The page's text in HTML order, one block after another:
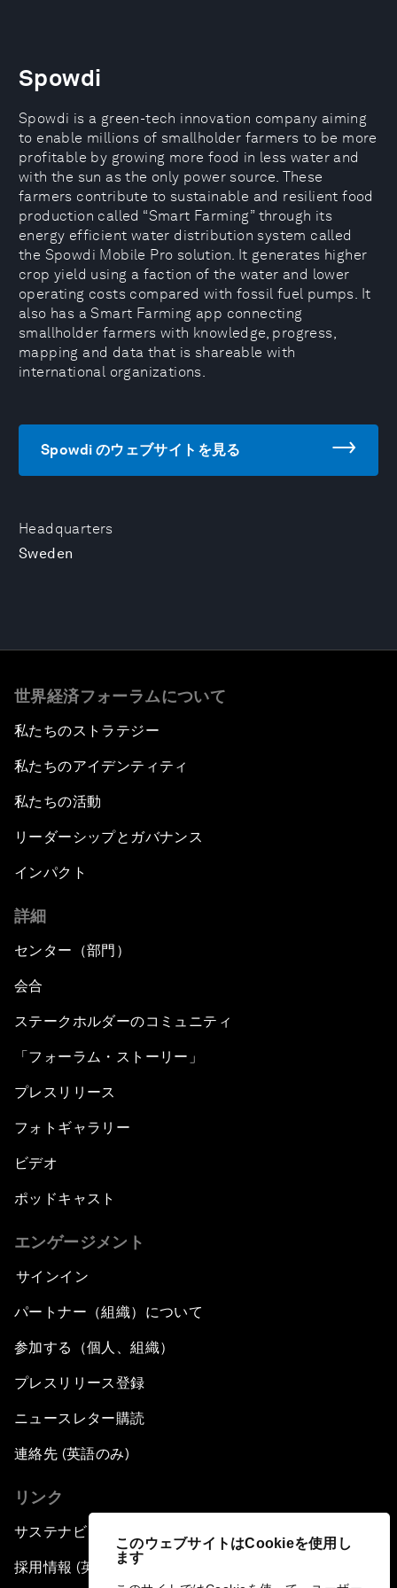
このウェブサイトはCookieを使用し
ます
Headquarters
Sweden
Spowdi
Spowdi is a green-tech innovation company aiming
to enable millions of smallholder farmers to be more
profitable by growing more food in less water and
with the sun as the only power source. These
farmers contribute to sustainable and resilient food
production called “Smart Farming” through its
energy efficient water distribution system called
the Spowdi Mobile Pro solution. It generates higher
crop yield using a faction of the water and lower
operating costs compared with fossil fuel pumps. It
also has a Smart Farming app connecting
smallholder farmers with knowledge, progress,
mapping and data that is shareable with
international organizations.
Spowdi のウェブサイトを見る
世界経済フォーラムについて
私たちのストラテジー
私たちのアイデンティティ
私たちの活動
リーダーシップとガバナンス
インパクト
詳細
センター（部門）
会合
ステークホルダーのコミュニティ
「フォーラム・ストーリー」
プレスリリース
フォトギャラリー
ビデオ
ポッドキャスト
エンゲージメント
サインイン
パートナー（組織）について
参加する（個人、組織）
プレスリリース登録
ニュースレター購読
連絡先 (英語のみ)
リンク
サステナビリティへの取り組み
採用情報 (英語のみ)